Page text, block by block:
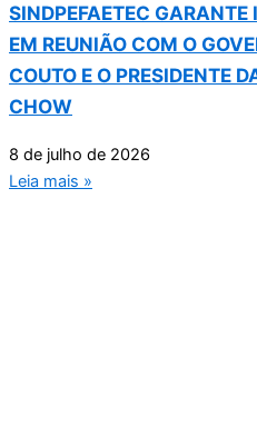
SINDPEFAETEC
EM REUNIÃO COM O
COUTO E O PRESIDENTE
CHOW
8 de julho de 2026
Leia mais »